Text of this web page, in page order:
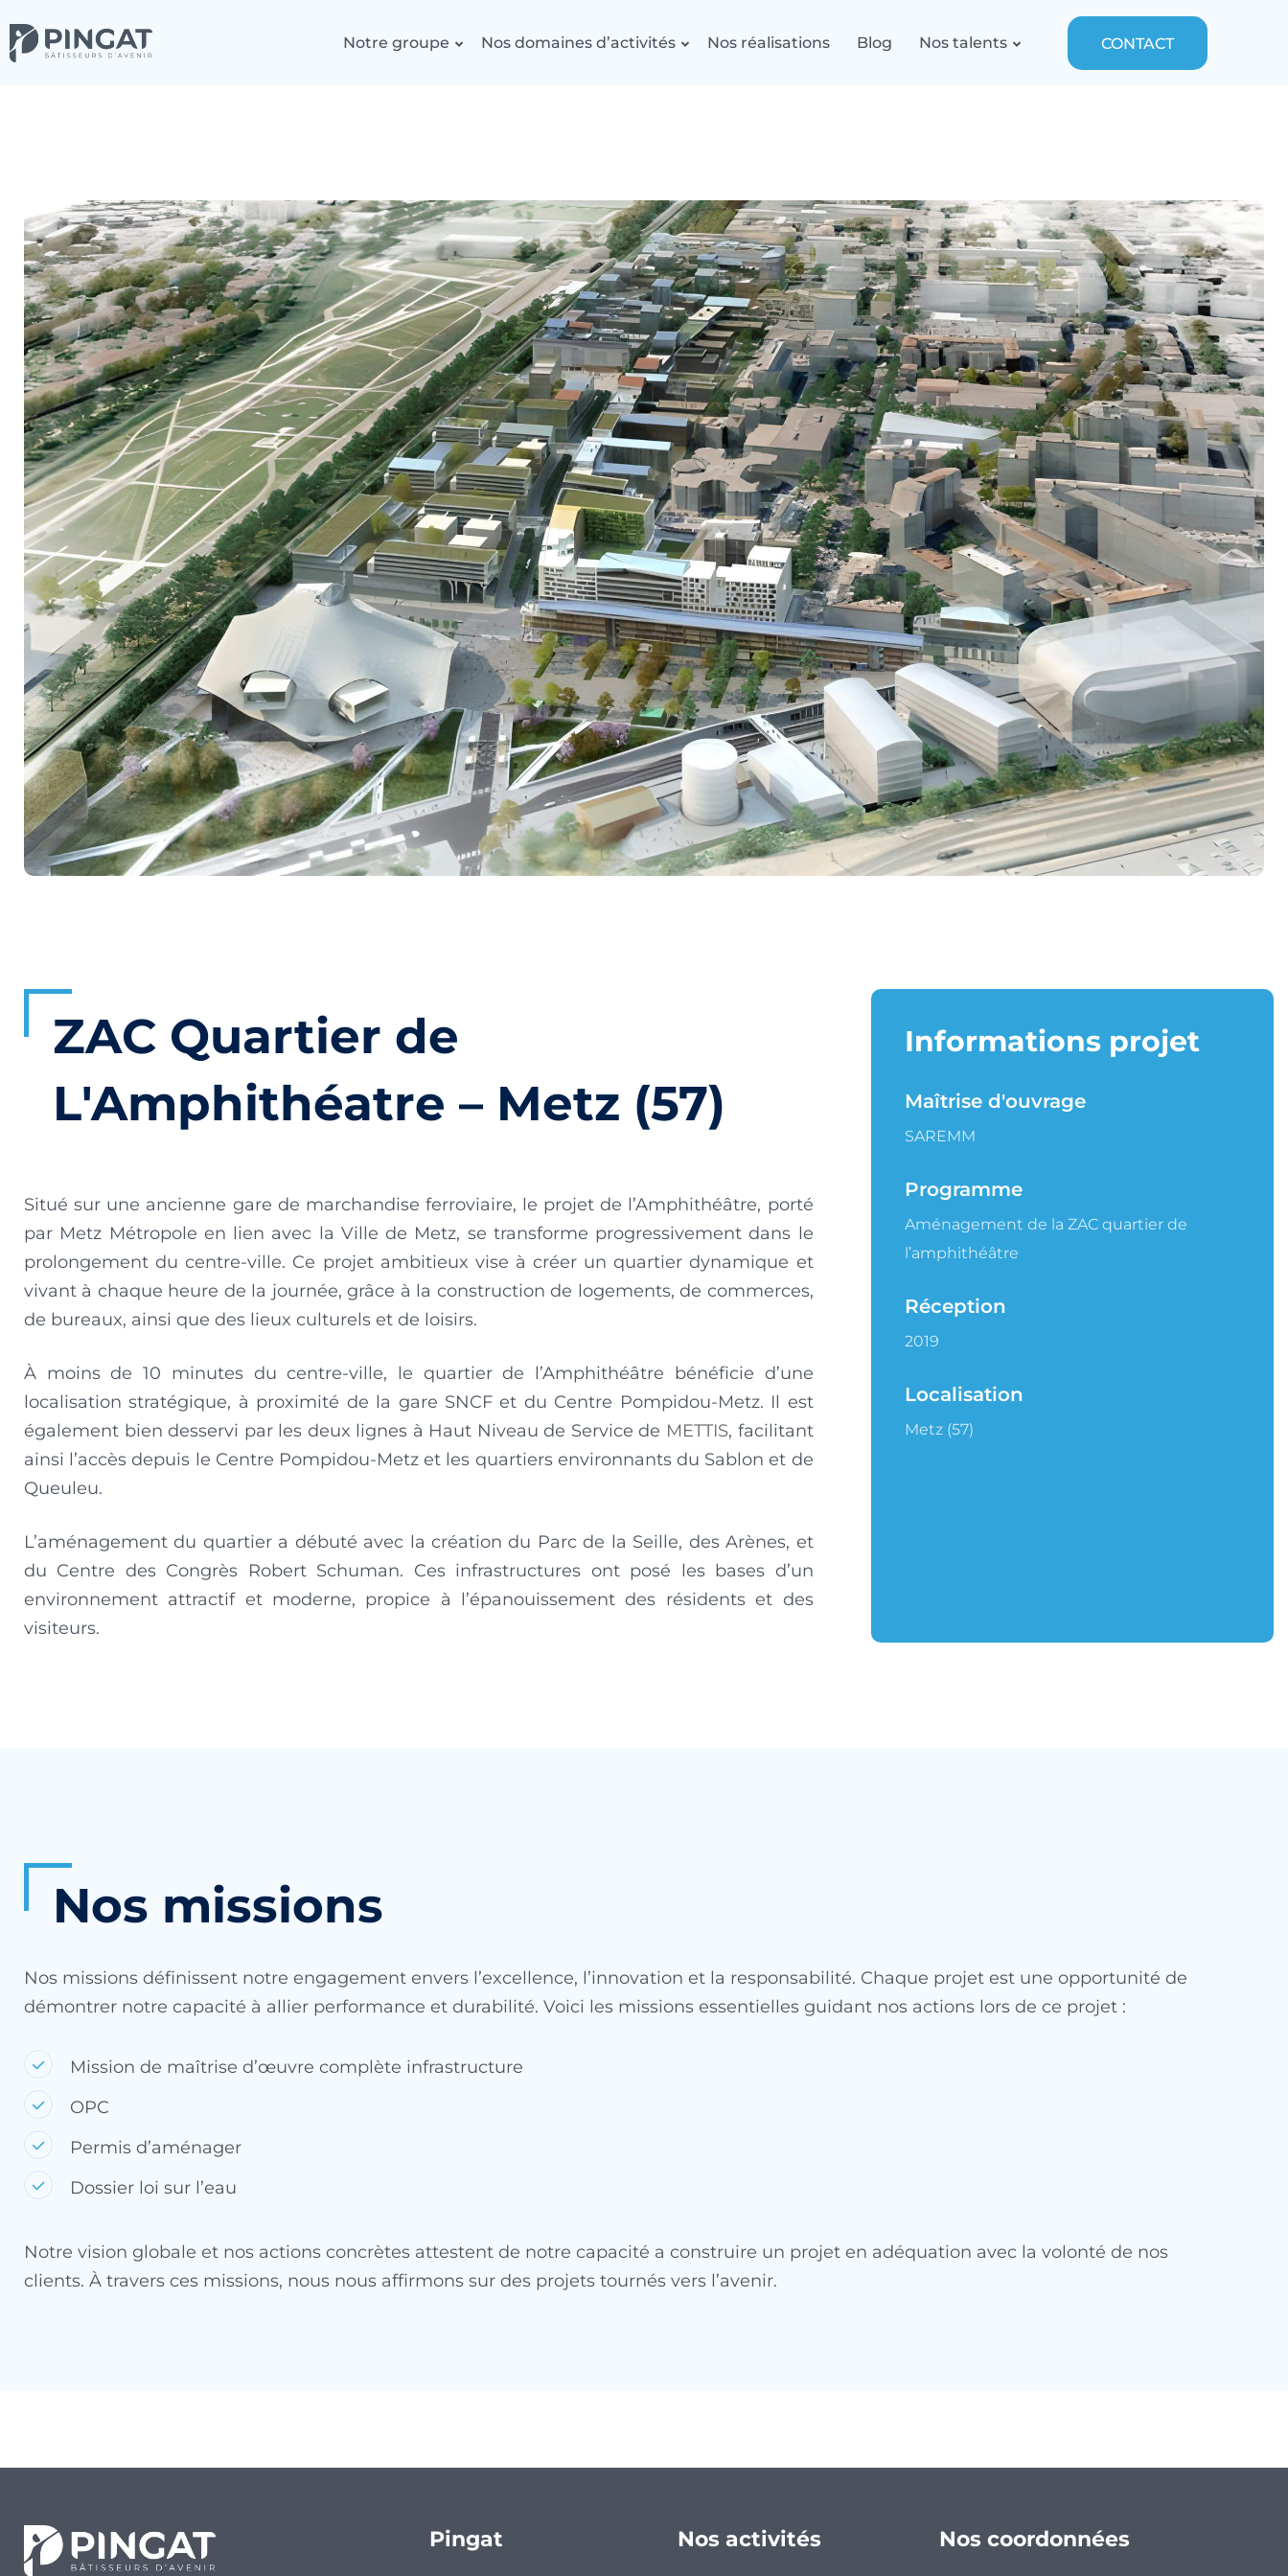
Notre groupe Nos domaines d’activités Nos réalisations Blog Nos talents CONTACT
ZAC Quartier de
L'Amphithéatre – Metz (57)
Situé sur une ancienne gare de marchandise ferroviaire, le projet de l’Amphithéâtre, porté
par Metz Métropole en lien avec la Ville de Metz, se transforme progressivement dans le
prolongement du centre-ville. Ce projet ambitieux vise à créer un quartier dynamique et
vivant à chaque heure de la journée, grâce à la construction de logements, de commerces,
de bureaux, ainsi que des lieux culturels et de loisirs.
À moins de 10 minutes du centre-ville, le quartier de l’Amphithéâtre bénéficie d’une
localisation stratégique, à proximité de la gare SNCF et du Centre Pompidou-Metz. Il est
également bien desservi par les deux lignes à Haut Niveau de Service de METTIS, facilitant
ainsi l’accès depuis le Centre Pompidou-Metz et les quartiers environnants du Sablon et de
Queuleu.
L’aménagement du quartier a débuté avec la création du Parc de la Seille, des Arènes, et
du Centre des Congrès Robert Schuman. Ces infrastructures ont posé les bases d’un
environnement attractif et moderne, propice à l’épanouissement des résidents et des
visiteurs.
Informations projet
Maîtrise d'ouvrage
SAREMM
Programme
Aménagement de la ZAC quartier de
l’amphithéâtre
Réception
2019
Localisation
Metz (57)
Nos missions
Nos missions définissent notre engagement envers l’excellence, l’innovation et la responsabilité. Chaque projet est une opportunité de
démontrer notre capacité à allier performance et durabilité. Voici les missions essentielles guidant nos actions lors de ce projet :
Mission de maîtrise d’œuvre complète infrastructure
OPC
Permis d’aménager
Dossier loi sur l’eau
Notre vision globale et nos actions concrètes attestent de notre capacité a construire un projet en adéquation avec la volonté de nos
clients. À travers ces missions, nous nous affirmons sur des projets tournés vers l’avenir.
Pingat Nos activités Nos coordonnées